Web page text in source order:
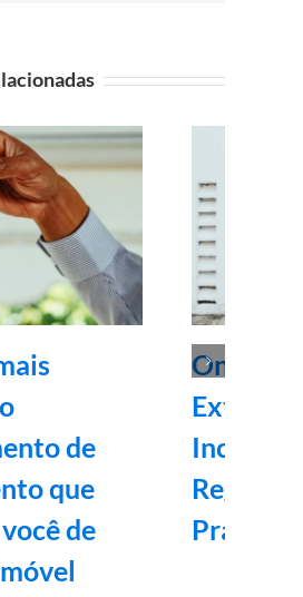
de
que
de
Onde
Extintor
Regras
Práticas